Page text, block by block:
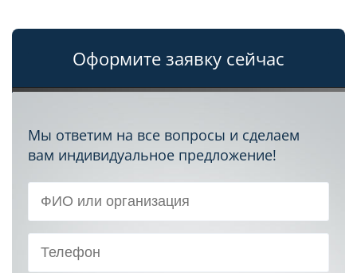
Оформите заявку сейчас
Мы ответим на все вопросы и сделаем
вам индивидуальное предложение!